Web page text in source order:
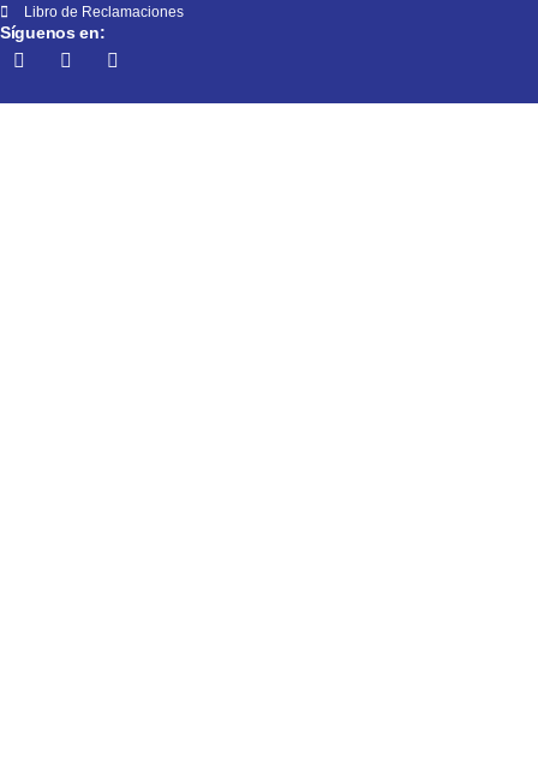
Libro de Reclamaciones
Síguenos en: